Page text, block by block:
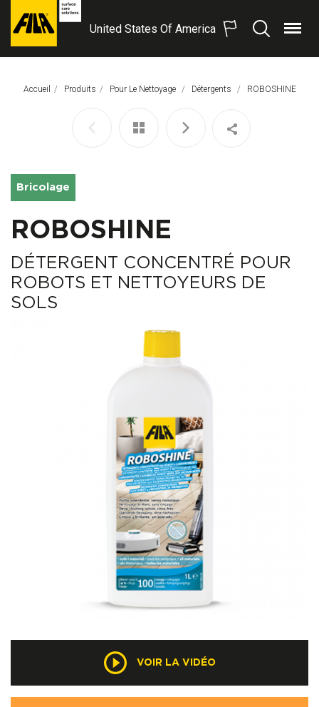
FILA
S.p.A.
United States Of America
Recherche
Menu
Accueil Produits Pour Le Nettoyage Détergents Page Actuelle:
ROBOSHINE
Bricolage
ROBOSHINE
DÉTERGENT CONCENTRÉ POUR
ROBOTS ET NETTOYEURS DE
SOLS
VOIR LA VIDÉO